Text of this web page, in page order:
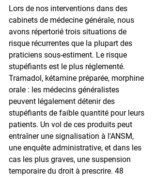
Lors de nos interventions dans des
cabinets de médecine générale, nous
avons répertorié trois situations de
risque récurrentes que la plupart des
praticiens sous-estiment. Le risque
stupéfiants est le plus réglementé.
Tramadol, kétamine préparée, morphine
orale : les médecins généralistes
peuvent légalement détenir des
stupéfiants de faible quantité pour leurs
patients. Un vol de ces produits peut
entraîner une signalisation à l'ANSM,
une enquête administrative, et dans les
cas les plus graves, une suspension
temporaire du droit à prescrire. 48